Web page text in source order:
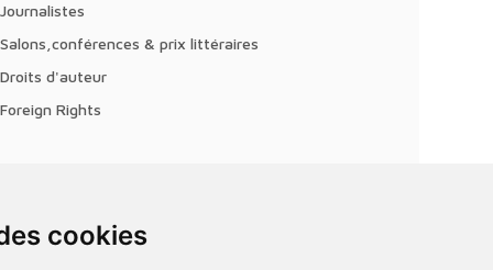
cookies
Journalistes
Salons,conférences & prix littéraires
Droits d'auteur
Foreign Rights